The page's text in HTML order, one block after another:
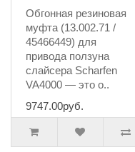
Обгонная резиновая
муфта (13.002.71 /
45466449) для
привода ползуна
слайсера Scharfen
VA4000 — это о..
9747.00руб.